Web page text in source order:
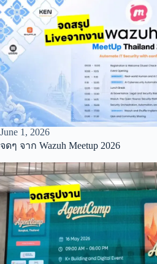
June 1, 2026
จดๆ จาก Wazuh Meetup 2026